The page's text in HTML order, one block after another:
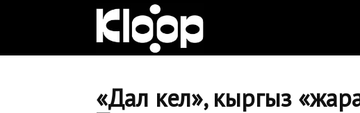
«Дал келүү», кыргыз